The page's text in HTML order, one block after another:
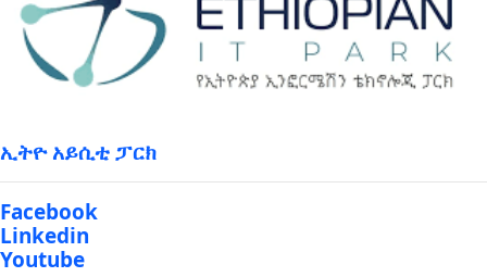
ኢትዮ አይሲቲ ፓርክ
Facebook
Linkedin
Youtube